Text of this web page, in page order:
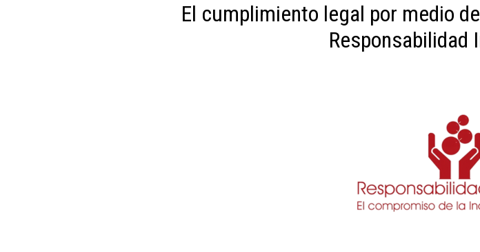
El cumplimiento legal por medio
Responsabilidad